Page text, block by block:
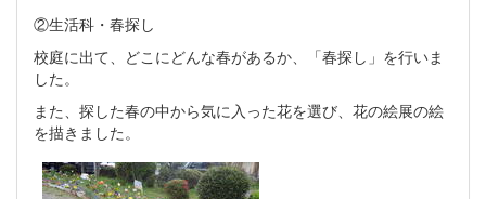
②生活科・春探し
校庭に出て、どこにどんな春があるか、「春探し」を行いま
した。
また、探した春の中から気に入った花を選び、花の絵展の絵
を描きました。